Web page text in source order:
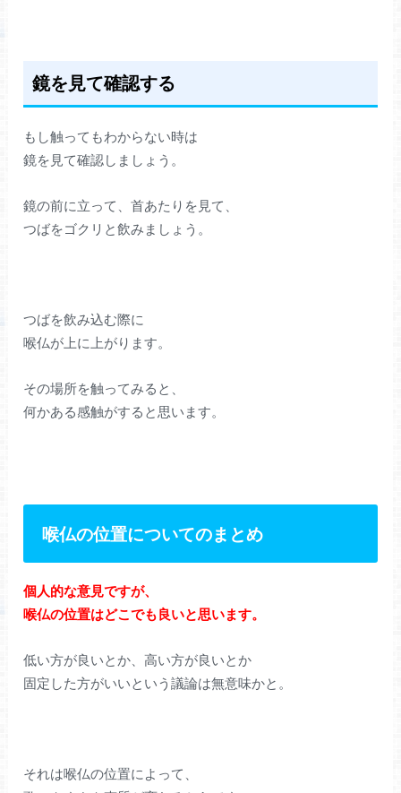
鏡を見て確認する
もし触ってもわからない時は
鏡を見て確認しましょう。
鏡の前に立って、首あたりを見て、
つばをゴクリと飲みましょう。
つばを飲み込む際に
喉仏が上に上がります。
その場所を触ってみると、
何かある感触がすると思います。
喉仏の位置についてのまとめ
個人的な意見ですが、
喉仏の位置はどこでも良いと思います。
低い方が良いとか、高い方が良いとか
固定した方がいいという議論は無意味かと。
それは喉仏の位置によって、